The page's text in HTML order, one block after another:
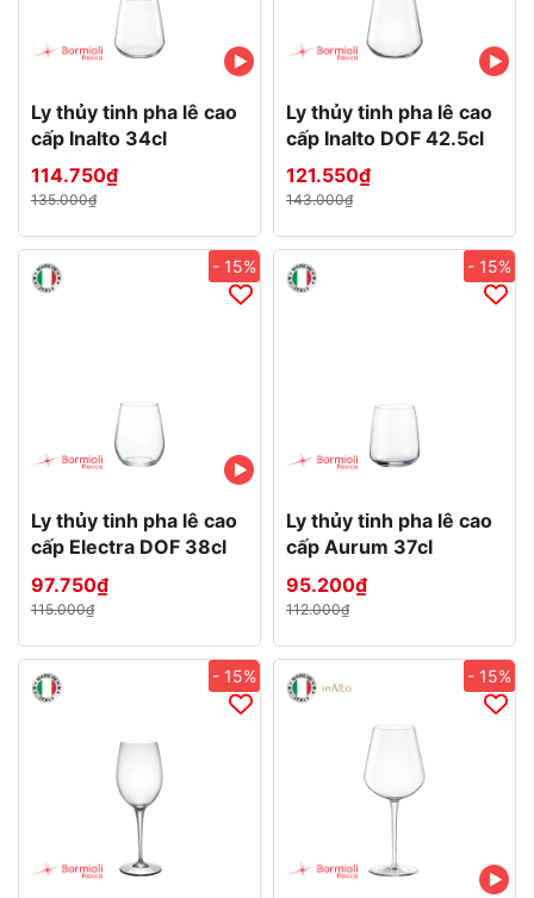
Ly thủy tinh pha lê cao
cấp Inalto 34cl
114.750₫
135.000₫
Ly thủy tinh pha lê cao
cấp Inalto DOF 42.5cl
121.550₫
143.000₫
- 15%
Ly thủy tinh pha lê cao
cấp Electra DOF 38cl
97.750₫
115.000₫
- 15%
Ly thủy tinh pha lê cao
cấp Aurum 37cl
95.200₫
112.000₫
- 15% - 15%